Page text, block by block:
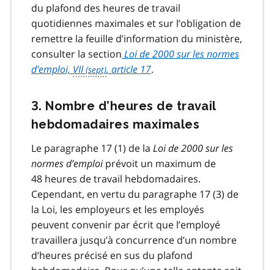
du plafond des heures de travail
quotidiennes maximales et sur l’obligation de
remettre la feuille d’information du ministère,
consulter la section Loi de 2000 sur les normes
d’emploi, VII , article 17.
3. Nombre d’heures de travail
hebdomadaires maximales
Le paragraphe 17 (1) de la Loi de2000 sur les
normes d’emploiprévoit un maximum de
48 heures de travail hebdomadaires.
Cependant, en vertu du paragraphe 17 (3) de
la Loi, les employeurs et les employés
peuvent convenir par écrit que l’employé
travaillera jusqu’à concurrence d’un nombre
d’heures précisé en sus du plafond